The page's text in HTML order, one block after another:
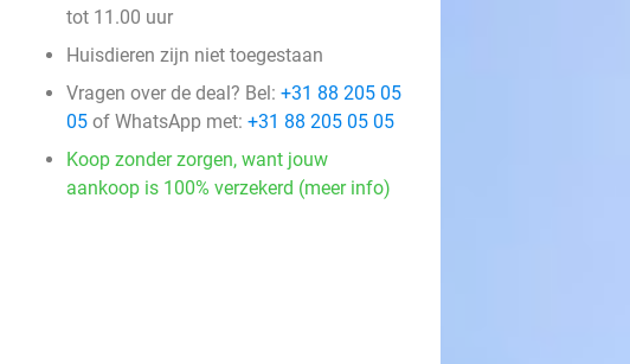
tot 11.00 uur
Huisdieren zijn niet toegestaan
Vragen over de deal? Bel: +31 88 205 05
05 of WhatsApp met: +31 88 205 05 05
Koop zonder zorgen, want jouw
aankoop is 100% verzekerd (meer info)